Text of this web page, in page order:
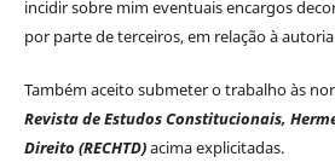
incidir sobre mim eventuais encargos
por parte de terceiros, em relação à
Também aceito submeter o trabalho às
Revista de Estudos Constitucionais,
Direito (RECHTD)acima explicitadas.